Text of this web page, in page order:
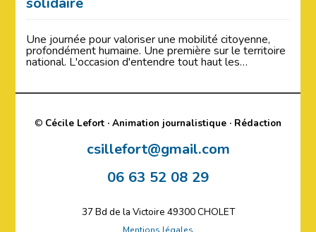
Une journée pour valoriser une mobilité citoyenne,
profondément humaine. Une première sur le territoire
national. L'occasion d'entendre tout haut les…
© Cécile Lefort · Animation journalistique · Rédaction
csillefort@gmail.com
06 63 52 08 29
37 Bd de la Victoire 49300 CHOLET